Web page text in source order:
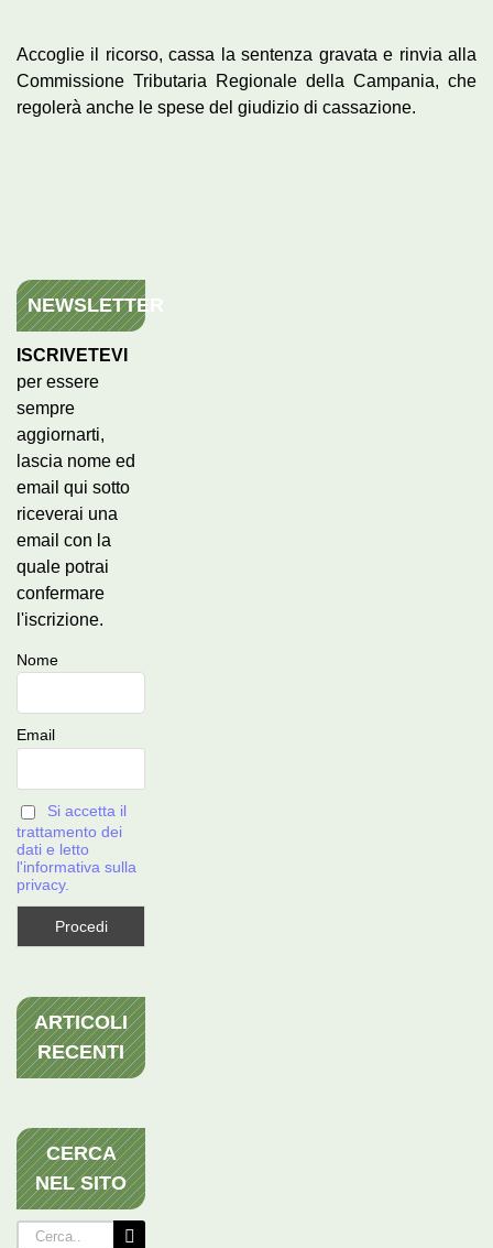
Accoglie il ricorso, cassa la sentenza gravata e rinvia alla
Commissione Tributaria Regionale della Campania, che
regolerà anche le spese del giudizio di cassazione.
NEWSLETTER
ISCRIVETEVI
per essere
sempre
aggiornarti,
lascia nome ed
email qui sotto
riceverai una
email con la
quale potrai
confermare
l'iscrizione.
Nome
Email
Si accetta il
trattamento dei
dati e letto
l'informativa sulla
privacy.
ARTICOLI
RECENTI
CERCA
NEL SITO
Cerca